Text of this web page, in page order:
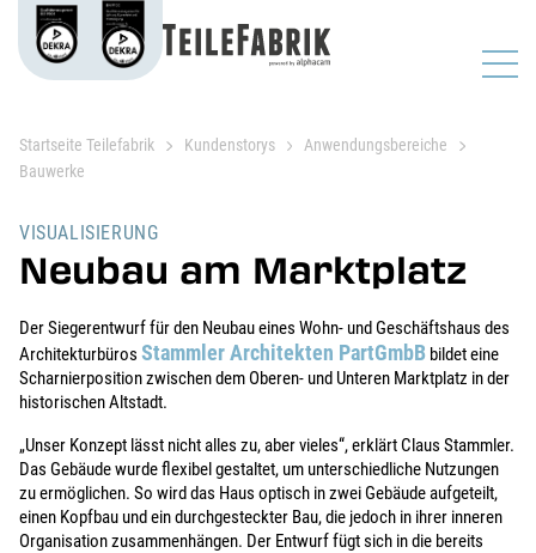
Startseite Teilefabrik Kundenstorys
Anwendungsbereiche
Bauwerke
VISUALISIERUNG
Neubau am Marktplatz
Der Siegerentwurf für den Neubau eines Wohn- und Geschäftshaus des
Architekturbüros Stammler Architekten PartGmbB bildet eine
Scharnierposition zwischen dem Oberen- und Unteren Marktplatz in der
historischen Altstadt.
„Unser Konzept lässt nicht alles zu, aber vieles“, erklärt Claus Stammler.
Das Gebäude wurde flexibel gestaltet, um unterschiedliche Nutzungen
zu ermöglichen. So wird das Haus optisch in zwei Gebäude aufgeteilt,
einen Kopfbau und ein durchgesteckter Bau, die jedoch in ihrer inneren
Organisation zusammenhängen. Der Entwurf fügt sich in die bereits